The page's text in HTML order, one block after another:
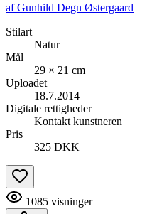
afGunhild Degn Østergaard
Stilart
Natur
Mål
29 × 21 cm
Uploadet
18.7.2014
Digitale rettigheder
Kontakt kunstneren
Pris
325 DKK
1085 visninger